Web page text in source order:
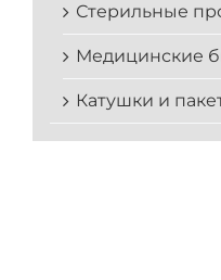
Стерильные
Медицинские
Катушки и